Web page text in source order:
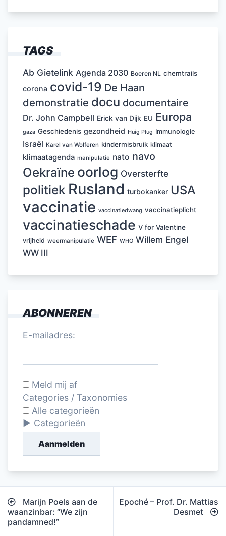
TAGS
Ab Gietelink Agenda 2030 Boeren NL chemtrails
corona covid-19 De Haan
demonstratie docu documentaire
Dr. John Campbell Erick van Dijk EU Europa
gaza Geschiedenis gezondheid Huig Plug Immunologie
Israël Karel van Wolferen kindermisbruik klimaat
klimaatagenda manipulatie nato navo
Oekraïne oorlog Oversterfte
politiek Rusland turbokanker USA
vaccinatie vaccinatiedwang vaccinatieplicht
vaccinatieschade V for Valentine
vrijheid weermanipulatie WEF WHO Willem Engel
WW III
ABONNEREN
E-mailadres:
Meld mij af
Categories / Taxonomies
Alle categorieën
Categorieën
Aanmelden
Bericht
navigatie
Marijn Poels aan de
waanzinbar: “We zijn
pandamned!”
Epoché – Prof. Dr. Mattias
Desmet